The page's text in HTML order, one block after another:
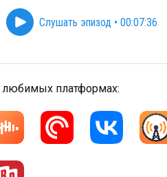
Слушать эпизод • 00:07:36
любимых платформах: